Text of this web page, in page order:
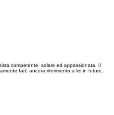
competente, solare ed appassionata. Il
farò ancora riferimento a lei in futuro.